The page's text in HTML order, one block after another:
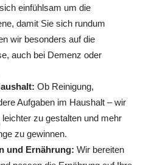
einfühlsam um die
damit Sie sich rundum
wir besonders auf die
auch bei Demenz oder
Ob Reinigung,
Aufgaben im Haushalt – wir
leichter zu gestalten und mehr
zu gewinnen.
und Ernährung: Wir bereiten